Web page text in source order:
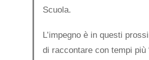
Scuola.
L’impegno è in questi
di raccontare con tempi più